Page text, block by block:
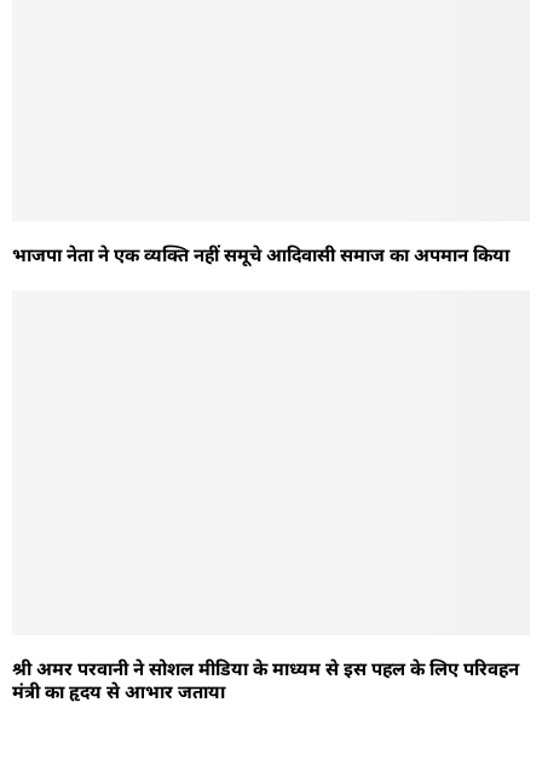
भाजपा नेता ने एक व्यक्ति नहीं समूचे आदिवासी समाज का अपमान किया
श्री अमर परवानी ने सोशल मीडिया के माध्यम से इस पहल के लिए परिवहन
मंत्री का हृदय से आभार जताया